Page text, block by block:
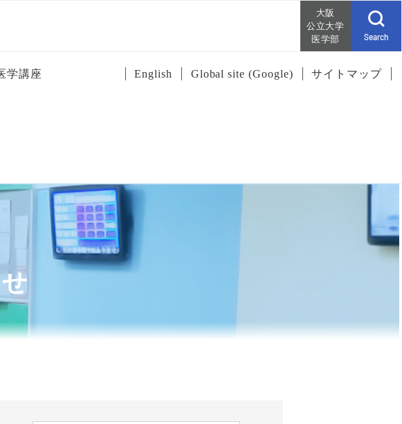
大阪
公立大学
医学部
Search
学講座 English Global site (Google) サイトマップ